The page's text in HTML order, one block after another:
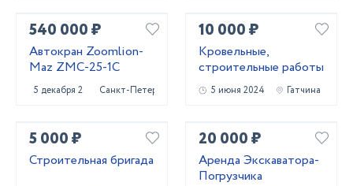
540 000 ₽
Автокран Zoomlion-
Maz ZMC-25-1C
5 декабря 2024 Санкт-Петербург
10 000 ₽
Кровельные,
строительные работы
5 июня 2024 Гатчина
5 000 ₽
Строительная бригада
20 000 ₽
Аренда Экскаватора-
Погрузчика